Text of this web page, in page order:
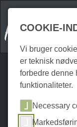
COOKIE-
Vi bruger
er teknisk
forbedre denne
funktionaliteter.
Necessary